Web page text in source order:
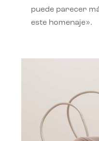
puede parecer
este homenaje».